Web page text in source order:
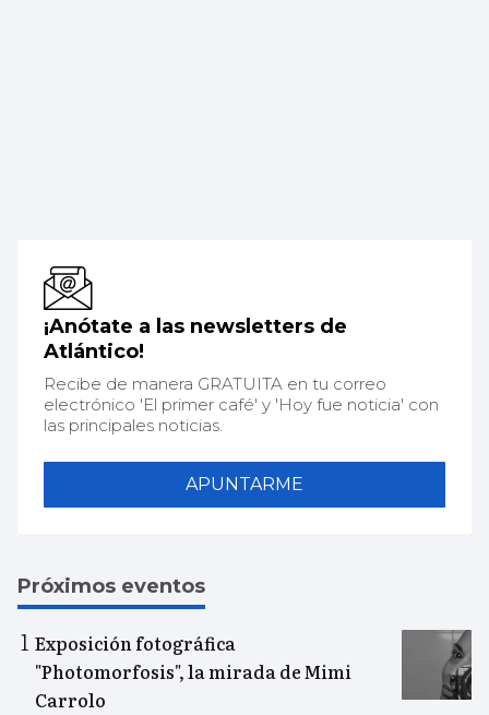
¡Anótate a las newsletters de
Atlántico!
Recibe de manera GRATUITA en tu correo
electrónico 'El primer café' y 'Hoy fue noticia' con
las principales noticias.
APUNTARME
Próximos eventos
Exposición fotográfica
"Photomorfosis", la mirada de Mimi
Carrolo